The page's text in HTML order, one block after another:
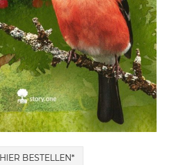
HIER BESTELLEN*